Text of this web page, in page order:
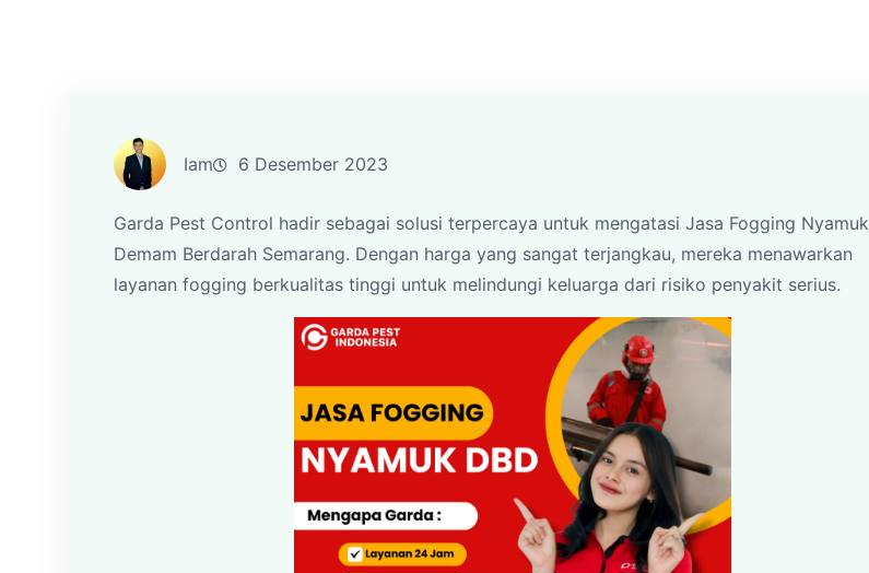
Iam 6 Desember 2023
Garda Pest Control hadir sebagai solusi terpercaya untuk mengatasi Jasa Fogging Nyamuk
Demam Berdarah Semarang. Dengan harga yang sangat terjangkau, mereka menawarkan
layanan fogging berkualitas tinggi untuk melindungi keluarga dari risiko penyakit serius.